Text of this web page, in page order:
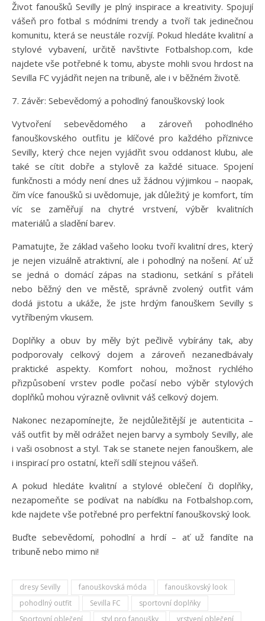
Život fanoušků Sevilly je plný inspirace a kreativity. Spojují
vášeň pro fotbal s módními trendy a tvoří tak jedinečnou
komunitu, která se neustále rozvíjí. Pokud hledáte kvalitní a
stylové vybavení, určitě navštivte Fotbalshop.com, kde
najdete vše potřebné k tomu, abyste mohli svou hrdost na
Sevilla FC vyjádřit nejen na tribuně, ale i v běžném životě.
7. Závěr: Sebevědomý a pohodlný fanouškovský look
Vytvoření sebevědomého a zároveň pohodlného
fanouškovského outfitu je klíčové pro každého příznivce
Sevilly, který chce nejen vyjádřit svou oddanost klubu, ale
také se cítit dobře a stylově za každé situace. Spojení
funkčnosti a módy není dnes už žádnou výjimkou – naopak,
čím více fanoušků si uvědomuje, jak důležitý je komfort, tím
víc se zaměřují na chytré vrstvení, výběr kvalitních
materiálů a sladění barev.
Pamatujte, že základ vašeho looku tvoří kvalitní dres, který
je nejen vizuálně atraktivní, ale i pohodlný na nošení. Ať už
se jedná o domácí zápas na stadionu, setkání s přáteli
nebo běžný den ve městě, správně zvolený outfit vám
dodá jistotu a ukáže, že jste hrdým fanouškem Sevilly s
vytříbeným vkusem.
Doplňky a obuv by měly být pečlivě vybírány tak, aby
podporovaly celkový dojem a zároveň nezanedbávaly
praktické aspekty. Komfort nohou, možnost rychlého
přizpůsobení vrstev podle počasí nebo výběr stylových
doplňků mohou výrazně ovlivnit váš celkový dojem.
Nakonec nezapomínejte, že nejdůležitější je autenticita –
váš outfit by měl odrážet nejen barvy a symboly Sevilly, ale
i vaši osobnost a styl. Tak se stanete nejen fanouškem, ale
i inspirací pro ostatní, kteří sdílí stejnou vášeň.
A pokud hledáte kvalitní a stylové oblečení či doplňky,
nezapomeňte se podívat na nabídku na Fotbalshop.com,
kde najdete vše potřebné pro perfektní fanouškovský look.
Buďte sebevědomí, pohodlní a hrdí – ať už fandíte na
tribuně nebo mimo ni!
dresy Sevilly fanouškovská móda
fanouškovský look
pohodlný outfit
Sevilla FC
sportovní doplňky
Sportovní oblečení
styl pro fanoušky vrstvení oblečení